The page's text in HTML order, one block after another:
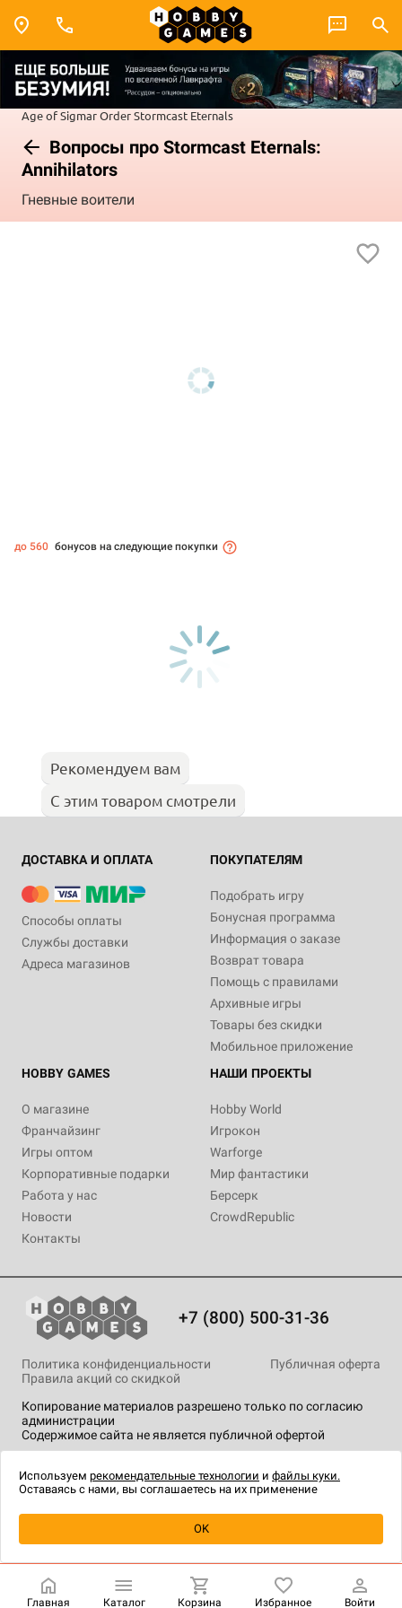
Age of SigmarOrderStormcast Eternals
Вопросы про Stormcast Eternals:
Annihilators
Гневные воители
Купить| 5 595 ₽
до 560 бонусов на следующие покупки
Рекомендуем вам
С этим товаром смотрели
ДОСТАВКА И ОПЛАТА
Способы оплаты
Службы доставки
Адреса магазинов
ПОКУПАТЕЛЯМ
Подобрать игру
Бонусная программа
Информация о заказе
Возврат товара
Помощь с правилами
Архивные игры
Товары без скидки
Мобильное приложение
HOBBY GAMES
О магазине
Франчайзинг
Игры оптом
Корпоративные подарки
Работа у нас
Новости
Контакты
НАШИ ПРОЕКТЫ
Hobby World
Игрокон
Warforge
Мир фантастики
Берсерк
CrowdRepublic
+7 (800) 500-31-36
Копирование материалов разрешено только по согласию
администрации
Содержимое сайта не является публичной офертой
Политика конфиденциальности
Публичная оферта
Правила акций со скидкой
технологии.
Главная Каталог Корзина Избранное Войти
Используем рекомендательные технологии и файлы куки.
Оставаясь с нами, вы соглашаетесь на их применение
OK